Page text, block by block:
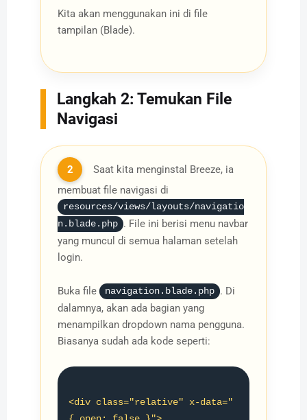
Kita akan menggunakan ini di file
tampilan (Blade).
Langkah 2: Temukan File
Navigasi
2
Saat kita menginstal Breeze, ia
membuat file navigasi di
resources/views/layouts/navigatio
n.blade.php . File ini berisi menu navbar
yang muncul di semua halaman setelah
login.
Buka file navigation.blade.php . Di
dalamnya, akan ada bagian yang
menampilkan dropdown nama pengguna.
Biasanya sudah ada kode seperti:
<div class="relative" x-data="